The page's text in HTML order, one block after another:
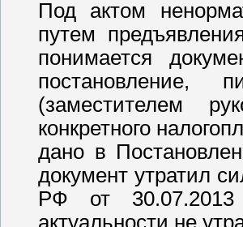
Под актом
путем
понимается
постановление,
(заместителем
конкретного
дано в
документ утратил
РФ от 30.07.2013
актуальности не